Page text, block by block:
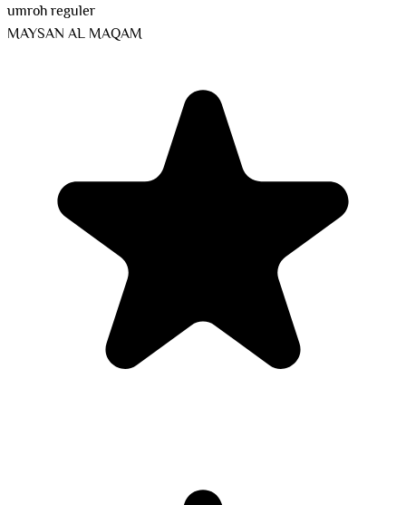
umroh reguler
MAYSAN AL MAQAM